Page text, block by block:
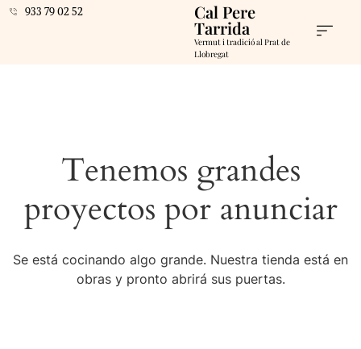
933 79 02 52 Cal Pere
Tarrida
Vermut i tradició al Prat de
Llobregat
Tenemos grandes
proyectos por anunciar
Se está cocinando algo grande. Nuestra tienda está en
obras y pronto abrirá sus puertas.